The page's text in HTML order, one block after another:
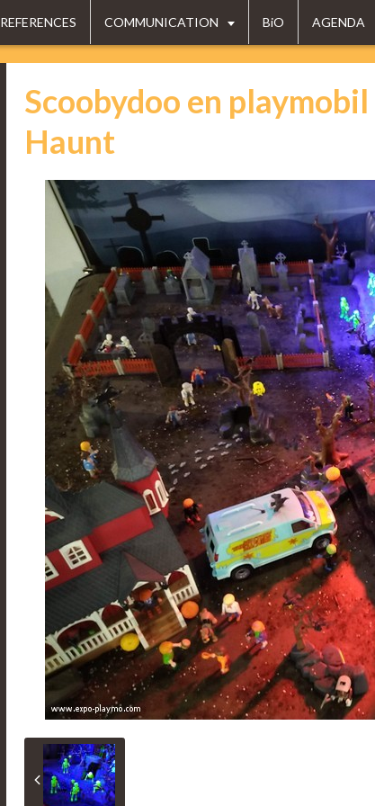
REFERENCES COMMUNICATION BiO AGENDA
Scoobydoo en
Haunt